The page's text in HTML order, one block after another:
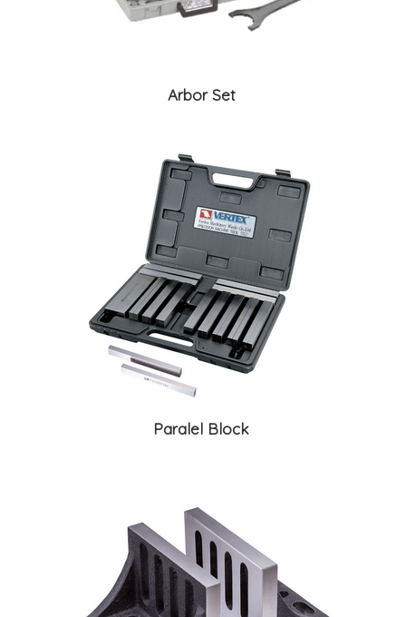
Arbor Set
Paralel Block